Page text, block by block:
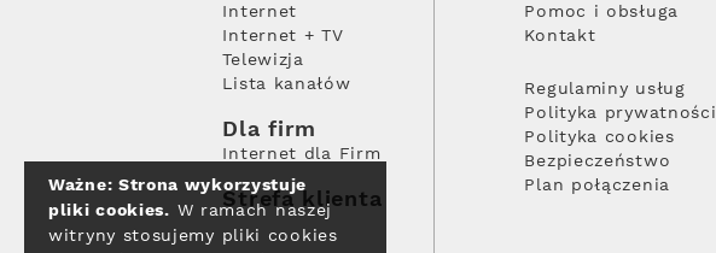
Internet
Internet + TV
Telewizja
Lista kanałów
Dla firm
Internet dla Firm
Strefa klienta
Pomoc i obsługa
Kontakt
Regulaminy usług
Polityka prywatności
Polityka cookies
Bezpieczeństwo
Plan połączenia
Ważne: Strona wykorzystuje
pliki cookies. W ramach naszej
witryny stosujemy pliki cookies